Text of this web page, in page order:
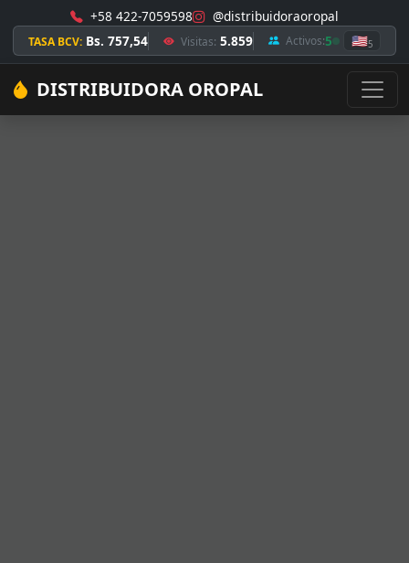
+58 422-7059598 @distribuidoraoropal
TASA BCV: Bs. 757,54 Visitas: 5.859 Activos:5 🇺🇸5
DISTRIBUIDORA OROPAL